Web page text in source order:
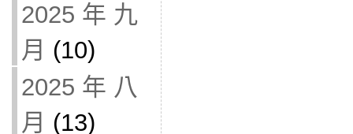
2025 年 九
月 (10)
2025 年 八
月 (13)